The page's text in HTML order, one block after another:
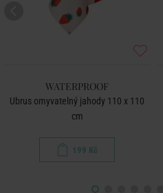
WATERPROOF
Ubrus omyvatelný jahody 110 x 110
cm
199 Kč